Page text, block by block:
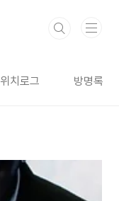
위치로그 방명록